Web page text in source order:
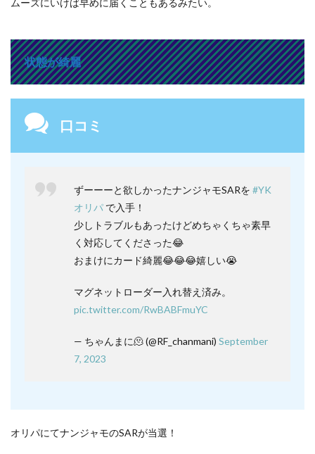
状態が綺麗
口コミ
ずーーーと欲しかったナンジャモSARを #YK
オリパ で入手！
少しトラブルもあったけどめちゃくちゃ素早
く対応してくださった😂
おまけにカード綺麗😂😂😂嬉しい😭
マグネットローダー入れ替え済み。
pic.twitter.com/RwBABFmuYC
— ちゃんまに🫠 (@RF_chanmani) September
7, 2023
オリパにてナンジャモのSARが当選！